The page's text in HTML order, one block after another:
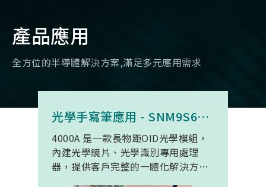
產品應用
全方位的半導體解決方案,滿足多元應用需求
光學手寫筆應用 - SNM9S6100BC4000A
4000A 是一款長物距OID光學模組，
內建光學鏡片、光學識別專用處理
器，提供客戶完整的一體化解決方